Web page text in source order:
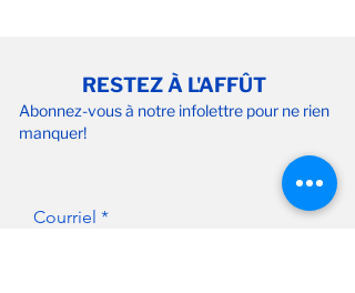
RESTEZ À L'AFFÛT
Abonnez-vous à notre infolettre pour ne rien
manquer!
Courriel